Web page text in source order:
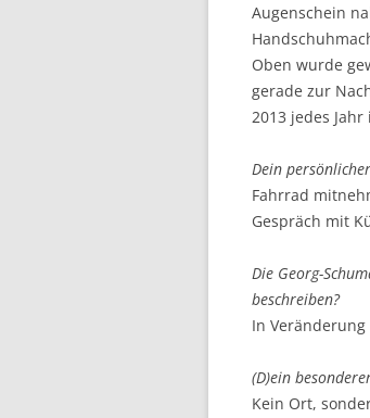
Augenschein
Oben wurde
gerade zur
2013 jedes
Dein
Fahrrad
Gespräch mit
Die Georg-
beschreiben?
In
(D)ein
Kein Ort,